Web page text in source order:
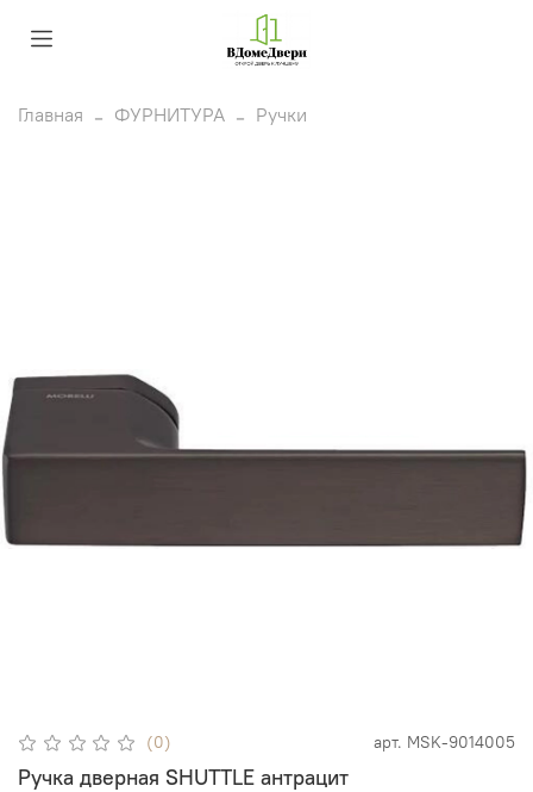
Главная ФУРНИТУРА Ручки
(0) арт. MSK-9014005
Ручка дверная SHUTTLE антрацит